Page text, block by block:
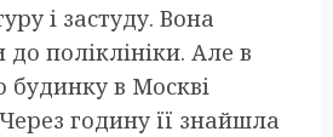
і застуду. Вона
поліклініки. Але в
будинку в Москві
годину її знайшла